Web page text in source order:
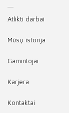
Atlikti darbai
Mūsų istorija
Gamintojai
Karjera
Kontaktai